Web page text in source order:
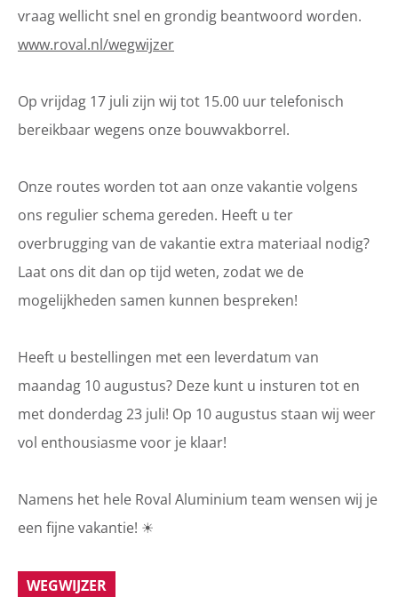
vraag wellicht snel en grondig beantwoord worden.
www.roval.nl/wegwijzer
Op vrijdag 17 juli zijn wij tot 15.00 uur telefonisch
bereikbaar wegens onze bouwvakborrel.
Onze routes worden tot aan onze vakantie volgens
ons regulier schema gereden. Heeft u ter
overbrugging van de vakantie extra materiaal nodig?
Laat ons dit dan op tijd weten, zodat we de
mogelijkheden samen kunnen bespreken!
Heeft u bestellingen met een leverdatum van
maandag 10 augustus? Deze kunt u insturen tot en
met donderdag 23 juli! Op 10 augustus staan wij weer
vol enthousiasme voor je klaar!
Namens het hele Roval Aluminium team wensen wij je
een fijne vakantie! ☀
WEGWIJZER